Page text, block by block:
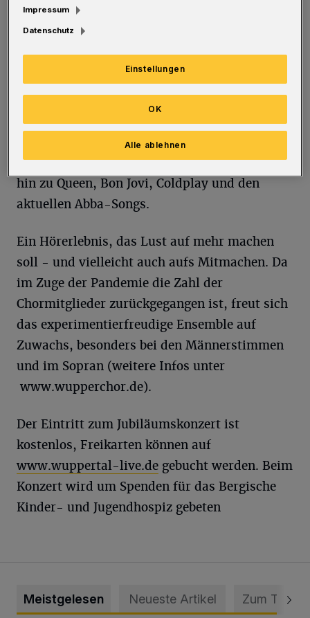
A uf dem Programm steht dabei eine
Stücken aus Programmen der letzten drei
Jahrzehnte und damit auch durch die
Geschichte des Wupper-Chors. Sie führt von
Orff und Verdi über Chaplin und Sinatra bis
hin zu Queen, Bon Jovi, Coldplay und den
aktuellen Abba-Songs.
Ein Hörerlebnis, das Lust auf mehr machen
soll - und vielleicht auch aufs Mitmachen. Da
im Zuge der Pandemie die Zahl der
Chormitglieder zurückgegangen ist, freut sich
das experimentierfreudige Ensemble auf
Zuwachs, besonders bei den Männerstimmen
und im Sopran (weitere Infos unter
www.wupperchor.de).
Der Eintritt zum Jubiläumskonzert ist
kostenlos, Freikarten können auf
www.wuppertal-live.de gebucht werden. Beim
Konzert wird um Spenden für das Bergische
Kinder- und Jugendhospiz gebeten
Meistgelesen Neueste Artikel Zum Thema
Impressum
Datenschutz
Einstellungen
Alle ablehnen
OK